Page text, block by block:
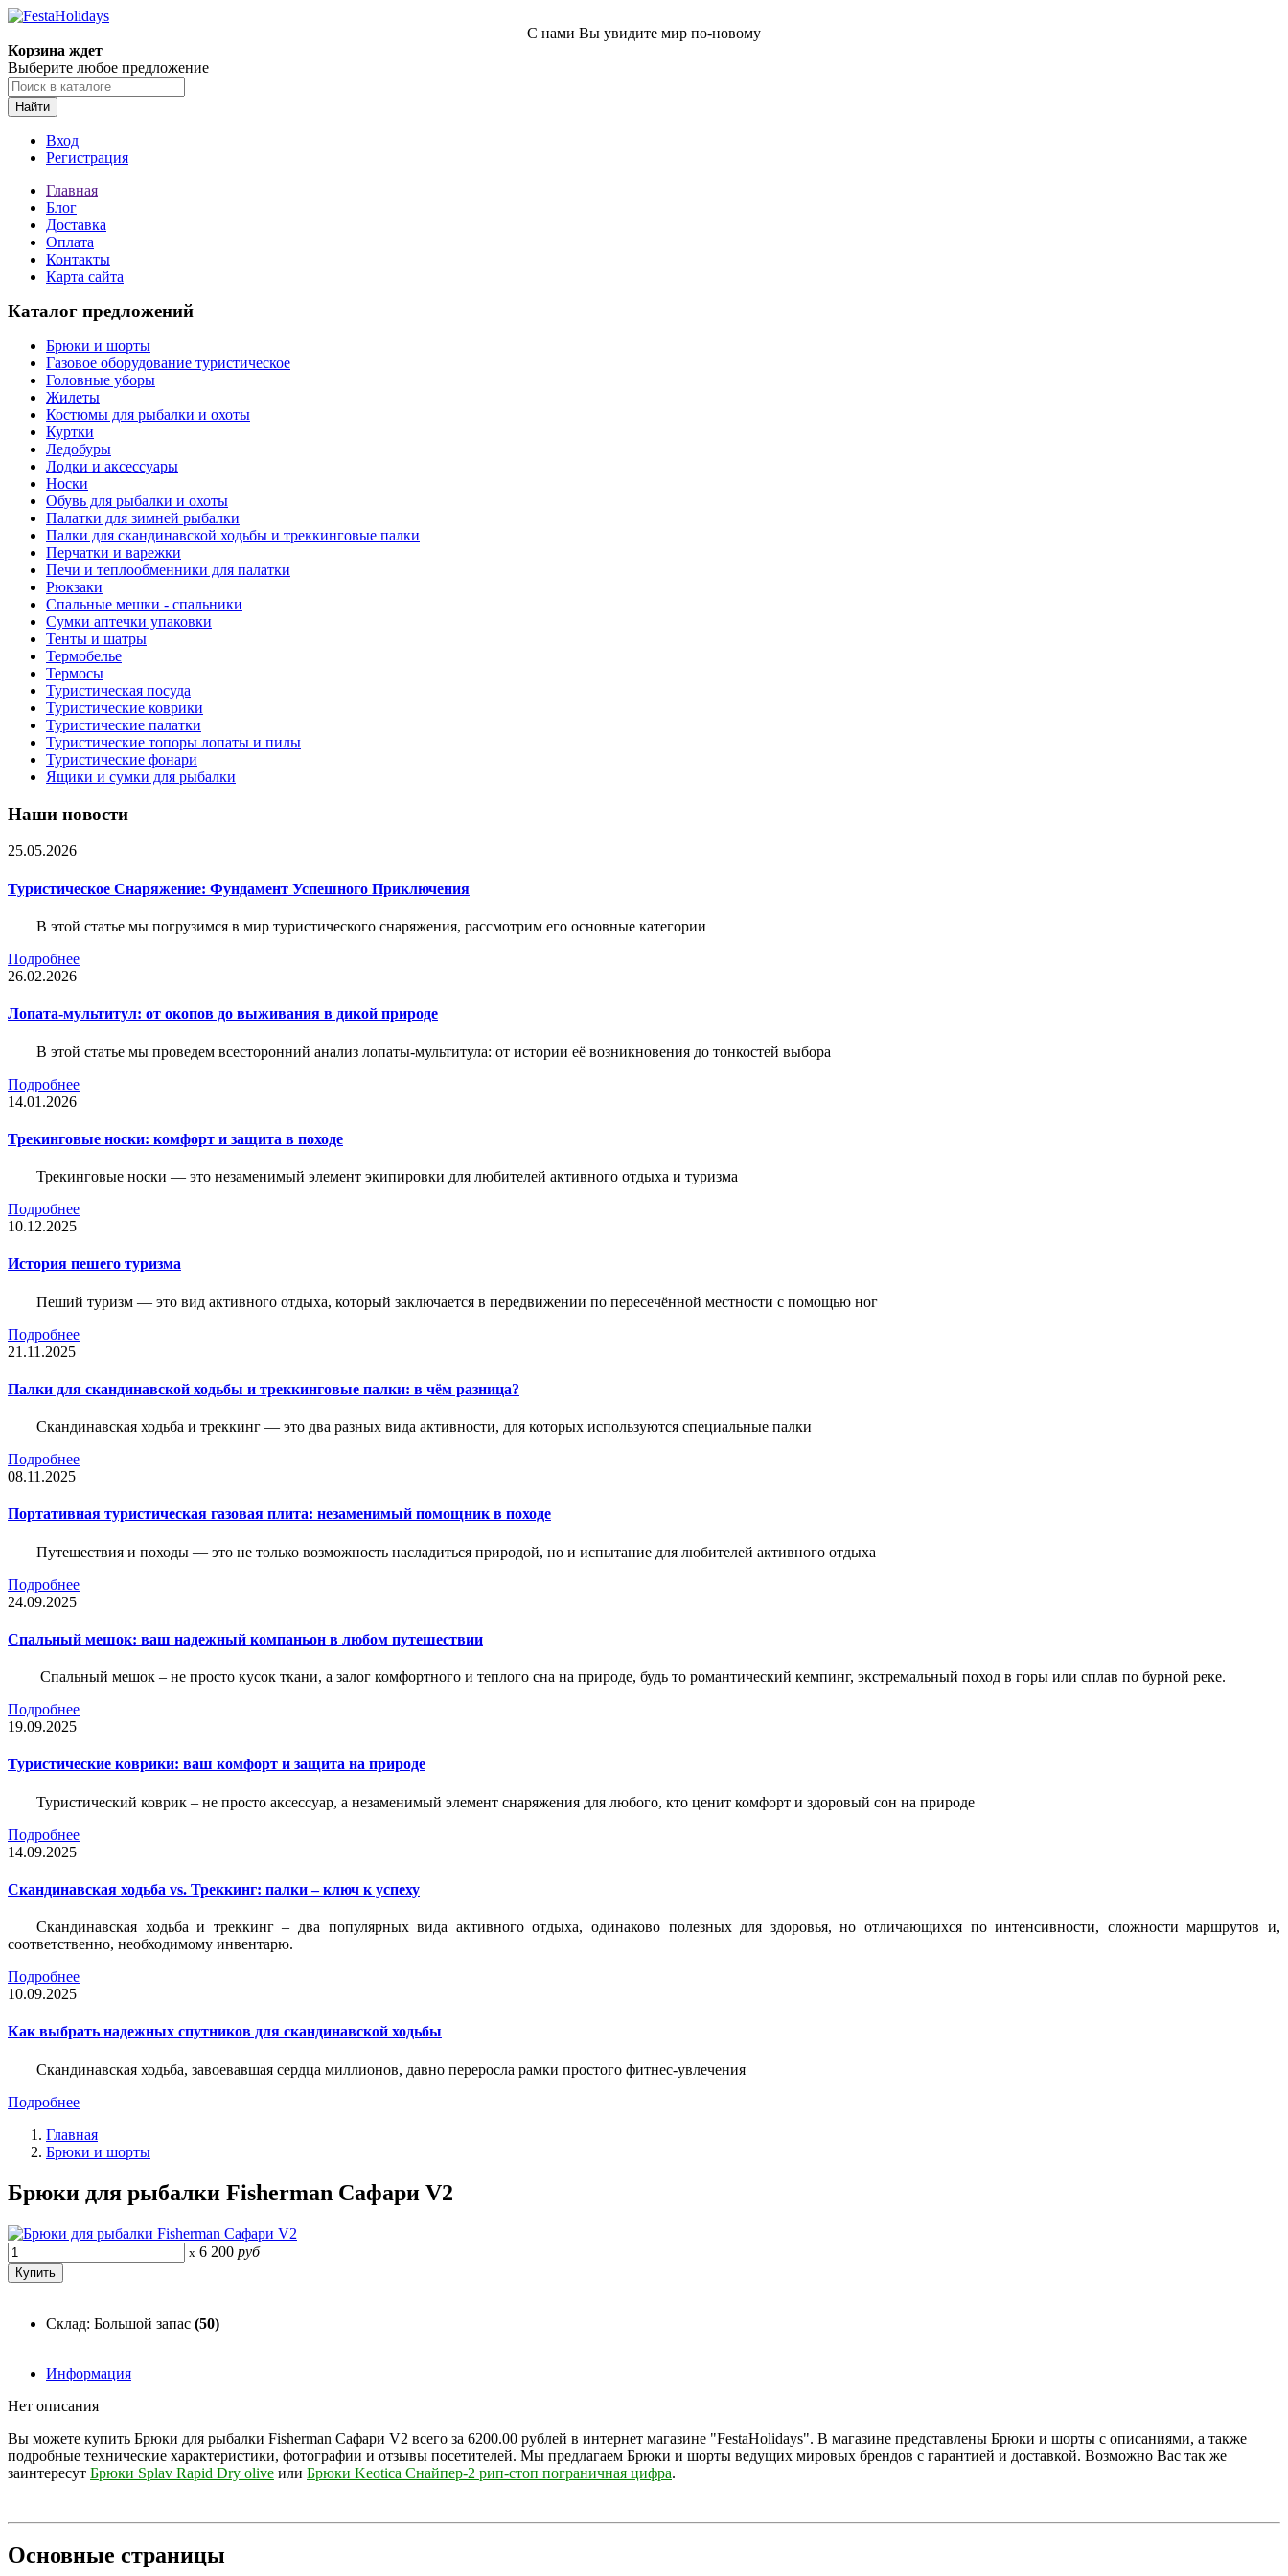
С нами Вы увидите мир по-новому
Корзина ждет
Выберите любое предложение
Найти
Вход
Регистрация
Главная
Блог
Доставка
Оплата
Контакты
Карта сайта
Каталог предложений
Брюки и шорты
Газовое оборудование туристическое
Головные уборы
Жилеты
Костюмы для рыбалки и охоты
Куртки
Ледобуры
Лодки и аксессуары
Носки
Обувь для рыбалки и охоты
Палатки для зимней рыбалки
Палки для скандинавской ходьбы и треккинговые палки
Перчатки и варежки
Печи и теплообменники для палатки
Рюкзаки
Спальные мешки - спальники
Сумки аптечки упаковки
Тенты и шатры
Термобелье
Термосы
Туристическая посуда
Туристические коврики
Туристические палатки
Туристические топоры лопаты и пилы
Туристические фонари
Ящики и сумки для рыбалки
Наши новости
25.05.2026
Туристическое Снаряжение: Фундамент Успешного Приключения
В этой статье мы погрузимся в мир туристического снаряжения, рассмотрим его основные категории
Подробнее
26.02.2026
Лопата-мультитул: от окопов до выживания в дикой природе
В этой статье мы проведем всесторонний анализ лопаты-мультитула: от истории её возникновения до тонкостей выбора
Подробнее
14.01.2026
Трекинговые носки: комфорт и защита в походе
Трекинговые носки — это незаменимый элемент экипировки для любителей активного отдыха и туризма
Подробнее
10.12.2025
История пешего туризма
Пеший туризм — это вид активного отдыха, который заключается в передвижении по пересечённой местности с помощью ног
Подробнее
21.11.2025
Палки для скандинавской ходьбы и треккинговые палки: в чём разница?
Скандинавская ходьба и треккинг — это два разных вида активности, для которых используются специальные палки
Подробнее
08.11.2025
Портативная туристическая газовая плита: незаменимый помощник в походе
Путешествия и походы — это не только возможность насладиться природой, но и испытание для любителей активного отдыха
Подробнее
24.09.2025
Спальный мешок: ваш надежный компаньон в любом путешествии
Спальный мешок – не просто кусок ткани, а залог комфортного и теплого сна на природе, будь то романтический кемпинг, экстремальный поход в горы или сплав по бурной реке.
Подробнее
19.09.2025
Туристические коврики: ваш комфорт и защита на природе
Туристический коврик – не просто аксессуар, а незаменимый элемент снаряжения для любого, кто ценит комфорт и здоровый сон на природе
Подробнее
14.09.2025
Скандинавская ходьба vs. Треккинг: палки – ключ к успеху
Скандинавская ходьба и треккинг – два популярных вида активного отдыха, одинаково полезных для здоровья, но отличающихся по интенсивности, сложности маршрутов и,
соответственно, необходимому инвентарю.
Подробнее
10.09.2025
Как выбрать надежных спутников для скандинавской ходьбы
Скандинавская ходьба, завоевавшая сердца миллионов, давно переросла рамки простого фитнес-увлечения
Подробнее
Главная
Брюки и шорты
Брюки для рыбалки Fisherman Сафари V2
x 6 200 руб
Склад: Большой запас (50)
Информация
Нет описания
Вы можете купить Брюки для рыбалки Fisherman Сафари V2 всего за 6200.00 рублей в интернет магазине "FestaHolidays". В магазине представлены Брюки и шорты с описаниями, а также
подробные технические характеристики, фотографии и отзывы посетителей. Мы предлагаем Брюки и шорты ведущих мировых брендов с гарантией и доставкой. Возможно Вас так же
заинтересут Брюки Splav Rapid Dry olive или Брюки Keotica Снайпер-2 рип-стоп пограничная цифра.
Основные страницы